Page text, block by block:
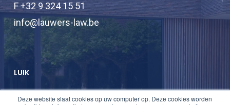
Deze website slaat cookies op uw computer op. Deze cookies worden
F +32 9 324 15 51
info@lauwers-law.be
LUIK
T +32 2 747 47 74